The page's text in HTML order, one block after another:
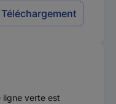
Téléchargement
ligne verte est